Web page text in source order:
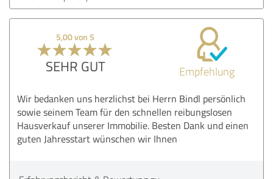
5,00 von 5
SEHR GUT Empfehlung
Wir bedanken uns herzlichst bei Herrn Bindl persönlich
sowie seinem Team für den schnellen reibungslosen
Hausverkauf unserer Immobilie. Besten Dank und einen
guten Jahresstart wünschen wir Ihnen